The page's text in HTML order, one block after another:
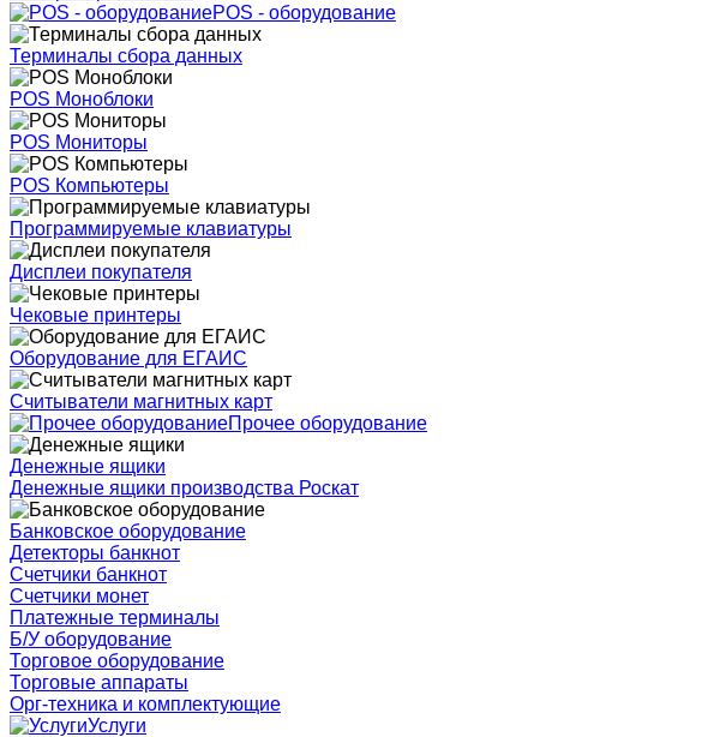
POS - оборудование
Терминалы сбора данных
POS Моноблоки
POS Мониторы
POS Компьютеры
Программируемые клавиатуры
Дисплеи покупателя
Чековые принтеры
Оборудование для ЕГАИС
Считыватели магнитных карт
Прочее оборудование
Денежные ящики
Денежные ящики производства Роскат
Банковское оборудование
Детекторы банкнот
Счетчики банкнот
Счетчики монет
Платежные терминалы
Б/У оборудование
Торговое оборудование
Торговые аппараты
Орг-техника и комплектующие
Услуги